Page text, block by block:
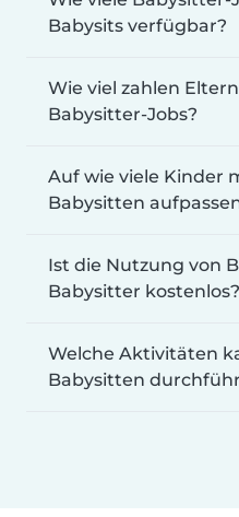
Babysits verfügbar?
Wie viel zahlen
Babysitter-Jobs?
Auf wie viele Kinder
Babysitten
Ist die Nutzung von
Babysitter kostenlos?
Welche Aktivitäten
Babysitten